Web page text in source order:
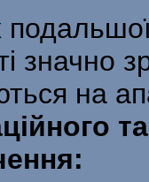
значно
на